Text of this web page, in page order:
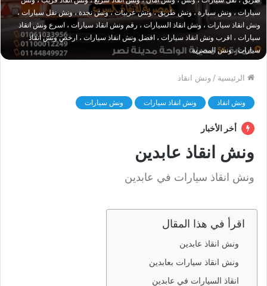
سيارات ، ونش سيارة ، ونش طريق ، ونش عربيات ، ونش نجدة ، ونش نقل سيارات ،
ونش انقاذ سيارات ، ونش انقاذ السيارات ، رقم ونش انقاذ سيارات ، اسرع ونش انقاذ
سيارات ، اقرب ونش انقاذ سيارات ، افضل ونش انقاذ سيارات ، ارخص ونش انقاذ
سيارات ، ونش المصرية
الرئيسية / ونش انقاذ
ونش انقاذ ونش انقاذ سيارات ونش سيارات
أخر الأخبار
ونش انقاذ عابدين
ونش انقاذ سيارات في عابدين
اقرأ في هذا المقال
ونش انقاذ عابدين
ونش انقاذ سيارات بعابدين
انقاذ السيارات في عابدين